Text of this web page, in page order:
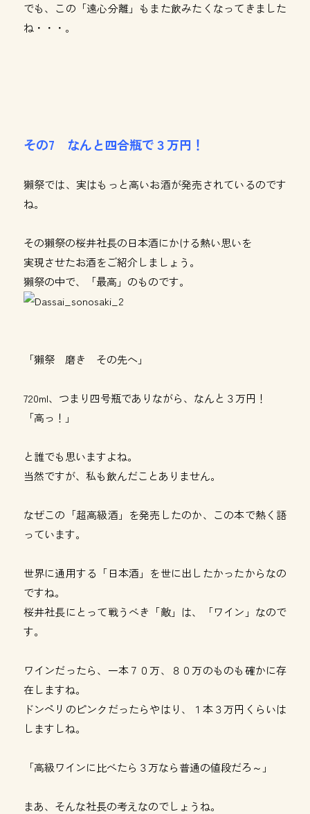
でも、この「遠心分離」もまた飲みたくなってきました
ね・・・。
その7 なんと四合瓶で３万円！
獺祭では、実はもっと高いお酒が発売されているのです
ね。
その獺祭の桜井社長の日本酒にかける熱い思いを
実現させたお酒をご紹介しましょう。
獺祭の中で、「最高」のものです。
「獺祭 磨き その先へ」
720ml、つまり四号瓶でありながら、なんと３万円！
「高っ！」
と誰でも思いますよね。
当然ですが、私も飲んだことありません。
なぜこの「超高級酒」を発売したのか、この本で熱く語
っています。
世界に通用する「日本酒」を世に出したかったからなの
ですね。
桜井社長にとって戦うべき「敵」は、「ワイン」なので
す。
ワインだったら、一本７０万、８０万のものも確かに存
在しますね。
ドンペリのピンクだったらやはり、１本３万円くらいは
しますしね。
「高級ワインに比べたら３万なら普通の値段だろ～」
まあ、そんな社長の考えなのでしょうね。